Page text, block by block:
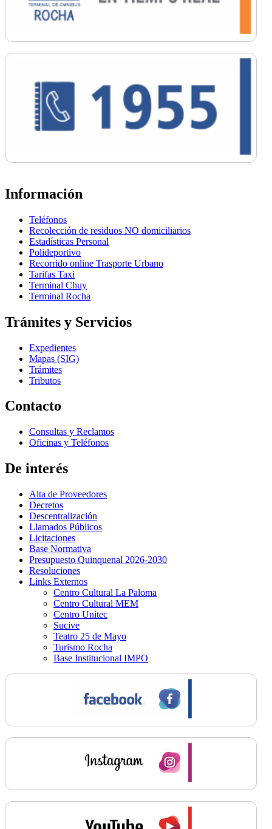
Información
Teléfonos
Recolección de residuos NO domiciliarios
Estadísticas Personal
Polideportivo
Recorrido online Trasporte Urbano
Tarifas Taxi
Terminal Chuy
Terminal Rocha
Trámites y Servicios
Expedientes
Mapas (SIG)
Trámites
Tributos
Contacto
Consultas y Reclamos
Oficinas y Teléfonos
De interés
Alta de Proveedores
Decretos
Descentralización
Llamados Públicos
Licitaciones
Base Normativa
Presupuesto Quinquenal 2026-2030
Resoluciones
Links Externos
Centro Cultural La Paloma
Centro Cultural MEM
Centro Unitec
Sucive
Teatro 25 de Mayo
Turismo Rocha
Base Institucional IMPO